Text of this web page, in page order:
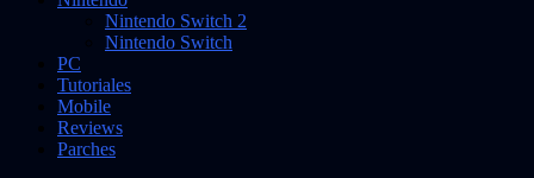
Nintendo Switch 2
Nintendo Switch
PC
Tutoriales
Mobile
Reviews
Parches